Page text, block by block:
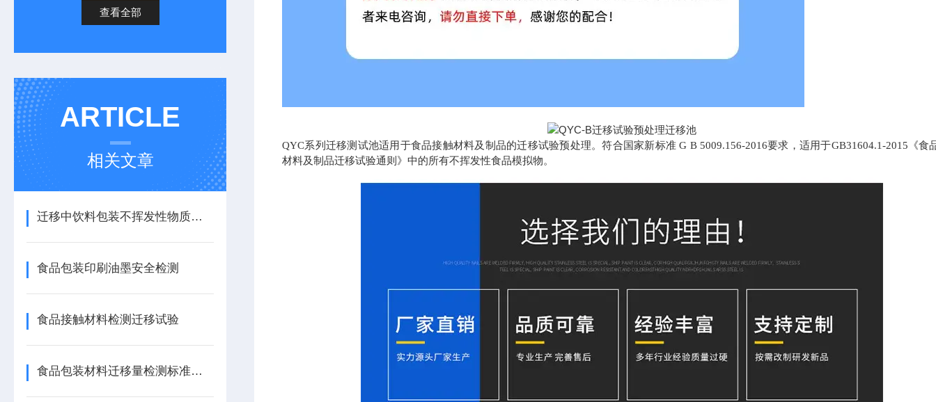
查看全部
ARTICLE
相关文章
迁移中饮料包装不挥发性物质含量测试
食品包装印刷油墨安全检测
食品接触材料检测迁移试验
食品包装材料迁移量检测标准及注意事项
QYC系列迁移测试池适用于食品接触材料及制品的迁移试验预处理。符合国家新标准 G B 5009.156-2016要求，适用于GB31604.1-2015《食
材料及制品迁移试验通则》中的所有不挥发性食品模拟物。